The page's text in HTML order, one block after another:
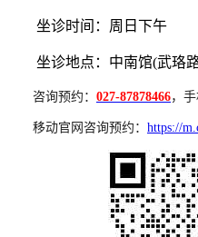
坐诊时间：周日下午
坐诊地点：中南馆(武珞
咨询预约： 027-87878466，手
移动官网咨询预约： https://